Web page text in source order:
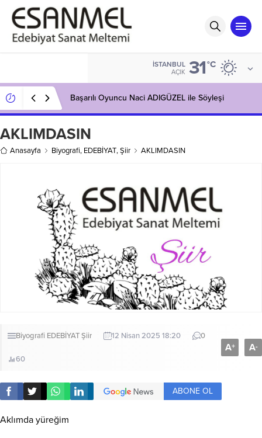
İSTANBUL
AÇIK 31°C
Başarılı Oyuncu Naci ADIGÜZEL ile Söyleşi
AKLIMDASIN
Anasayfa Biyografi, EDEBİYAT,Şiir AKLIMDASIN
Biyografi EDEBİYATŞiir 12 Nisan 2025 18:20 0
60
A+ A-
ABONE OL
Aklımda yüreğim